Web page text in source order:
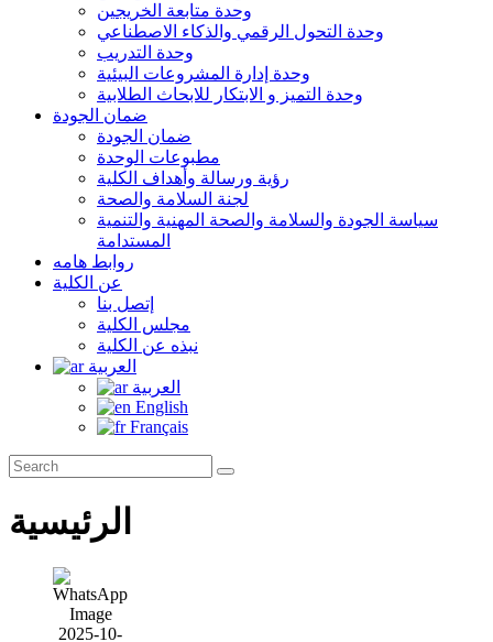
وحدة متابعة الخريجين
وحدة التحول الرقمي والذكاء الاصطناعي
وحدة التدريب
وحدة إدارة المشروعات البيئية
وحدة التميز و الابتكار للابحاث الطلابية
ضمان الجودة
ضمان الجودة
مطبوعات الوحدة
رؤية ورسالة وأهداف الكلية
لجنة السلامة والصحة
سياسة الجودة والسلامة والصحة المهنية والتنمية
المستدامة
روابط هامه
عن الكلية
إتصل بنا
مجلس الكلية
نبذه عن الكلية
العربية
العربية
English
Français
الرئيسية